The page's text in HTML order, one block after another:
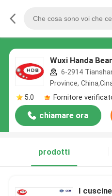
Wuxi Handa
6-2914
Province,
5.0
Fornitore
chiamare ora
prodotti
I